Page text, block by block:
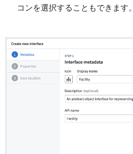
コンを選択することもできます。